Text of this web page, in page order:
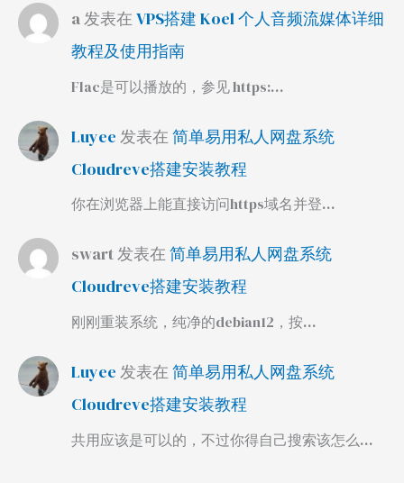
a发表在 VPS搭建 Koel 个人音频流媒体详细
教程及使用指南
Flac是可以播放的，参见 https:…
Luyee 发表在 简单易用私人网盘系统
Cloudreve搭建安装教程
你在浏览器上能直接访问https域名并登…
swart发表在简单易用私人网盘系统
Cloudreve搭建安装教程
刚刚重装系统，纯净的debian12，按…
Luyee 发表在简单易用私人网盘系统
Cloudreve搭建安装教程
共用应该是可以的，不过你得自己搜索该怎么…